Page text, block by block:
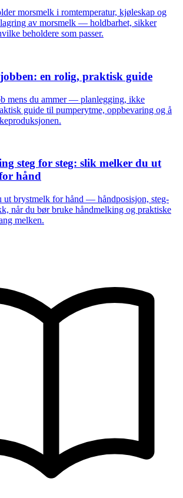
morsmelk i romtemperatur, kjøleskap og
av morsmelk — holdbarhet, sikker
beholdere som passer.
en rolig, praktisk guide
mens du ammer — planlegging, ikke
guide til pumperytme, oppbevaring og å
steg for steg: slik melker du ut
hånd
ut brystmelk for hånd — håndposisjon, steg-
når du bør bruke håndmelking og praktiske
melken.